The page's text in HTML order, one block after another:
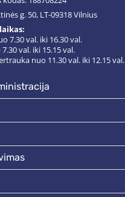
g. 50, LT-09318 Vilnius
7.30 val. iki 16.30 val.
val. iki 15.15 val.
nuo 11.30 val. iki 12.15 val.